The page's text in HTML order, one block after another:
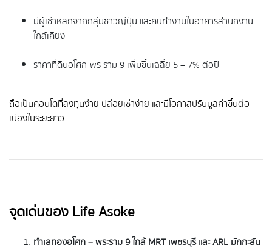
มีผู้เช่าหลักจากกลุ่มชาวญี่ปุ่น และคนทำงานในอาคารสำนักงาน
ใกล้เคียง
ราคาที่ดินอโศก-พระราม 9 เพิ่มขึ้นเฉลี่ย 5 – 7% ต่อปี
ถือเป็นคอนโดที่ลงทุนง่าย ปล่อยเช่าง่าย และมีโอกาสปรับมูลค่าขึ้นต่อ
เนื่องในระยะยาว
จุดเด่นของ Life Asoke
ทำเลทองอโศก – พระราม 9 ใกล้ MRT เพชรบุรี และ ARL มักกะสัน